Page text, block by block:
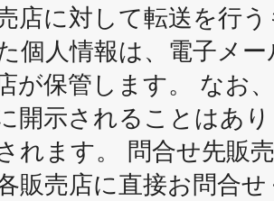
店に対して転送を行
個人情報は、電子メ
が保管します。 なお
開示されることはあ
れます。 問合せ先販
販売店に直接お問合